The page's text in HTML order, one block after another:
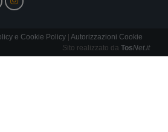
e Cookie Policy | Autorizzazioni Cookie
Sito realizzato da TosNet.it